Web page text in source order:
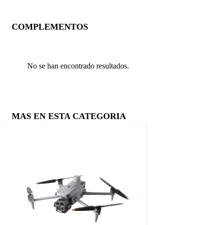
COMPLEMENTOS
No se han encontrado resultados.
MAS EN ESTA CATEGORIA